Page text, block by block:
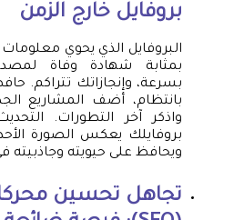
بروفايل خارج الزمن
البروفايل الذي يحوي
بمثابة شهادة وفاة
بسرعة، وإنجازاتك تتراكم.
بانتظام، أضف المشاريع
واذكر آخر التطورات.
بروفايلك يعكس الصورة
ويحافظ على حيويته وجاذبيته
تجاهل تحسين